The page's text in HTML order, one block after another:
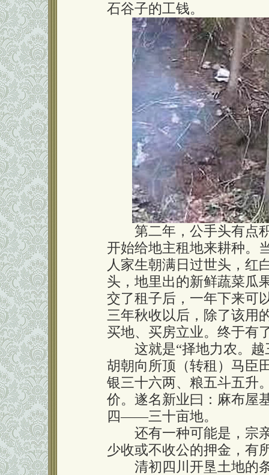
石谷子的工钱。
第二年，公手头有点积
开始给地主租地来耕种。
人家生朝满日过世头，红
头，地里出的新鲜蔬菜瓜
交了租子后，一年下来可
三年秋收以后，除了该用
买地、买房立业。终于有
这就是“择地力农。越
胡朝向所顶（转租）马臣
银三十六两、粮五斗五升
价。遂名新业曰：麻布屋
四——三十亩地。
还有一种可能是，宗亲
少收或不收公的押金，有
清初四川开垦土地的条